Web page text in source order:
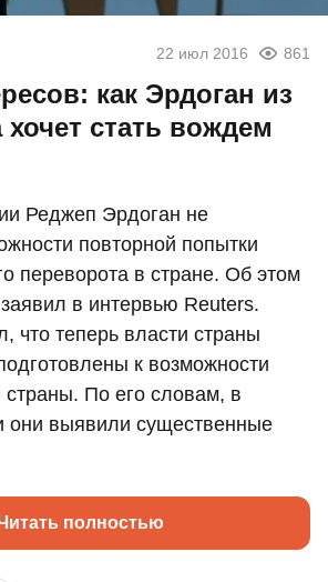
22 июл 2016 861
как Эрдоган из
хочет стать вождем
Реджеп Эрдоган не
повторной попытки
переворота в стране. Об этом
в интервью Reuters.
что теперь власти страны
к возможности
страны. По его словам, в
они выявили существенные
полностью